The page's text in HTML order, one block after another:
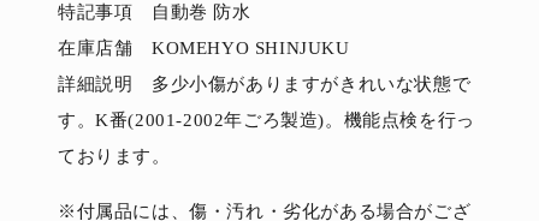
特記事項 自動巻 防水
在庫店舗 KOMEHYO SHINJUKU
詳細説明 多少小傷がありますがきれいな状態で
す。K番(2001-2002年ごろ製造)。機能点検を行っ
ております。
※付属品には、傷・汚れ・劣化がある場合がござ